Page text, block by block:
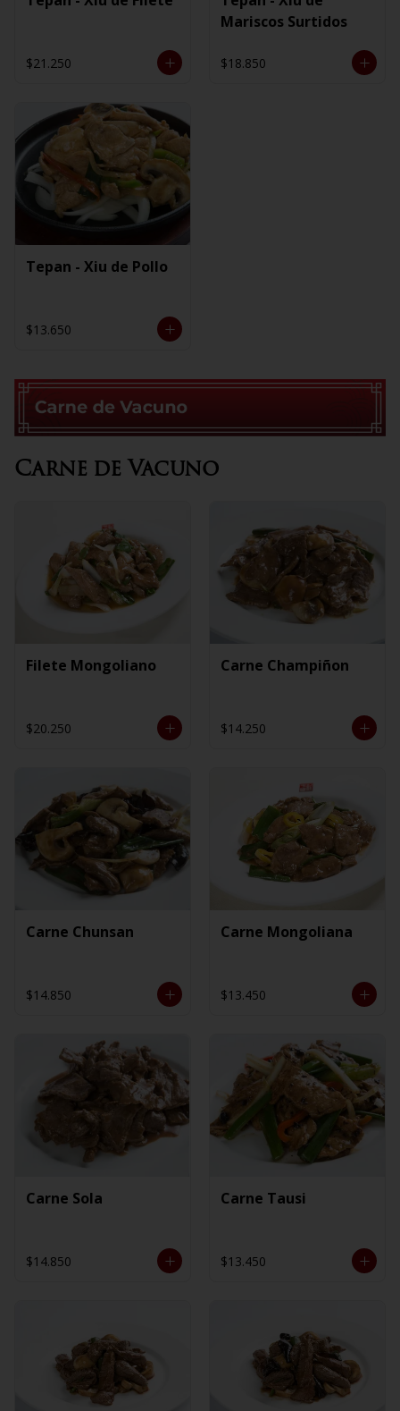
$21.250
Mariscos Surtidos
$18.850
Tepan - Xiu de Pollo
$13.650
Carne de Vacuno
Filete Mongoliano
$20.250
Carne Champiñon
$14.250
Carne Chunsan
$14.850
Carne Mongoliana
$13.450
Carne Sola
$14.850
Carne Tausi
$13.450